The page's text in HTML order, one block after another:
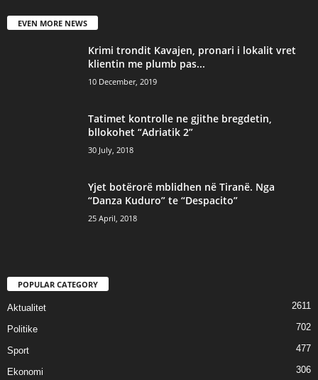
EVEN MORE NEWS
Krimi trondit Kavajen, pronari i lokalit vret
klientin me plumb pas...
10 December, 2019
Tatimet kontrolle ne gjithe bregdetin,
bllokohet “Adriatik 2”
30 July, 2018
Yjet botërorë mblidhen në Tiranë. Nga
“Danza Kuduro” te “Despacito”
25 April, 2018
POPULAR CATEGORY
Aktualitet 2611
Politike 702
Sport 477
Ekonomi 306